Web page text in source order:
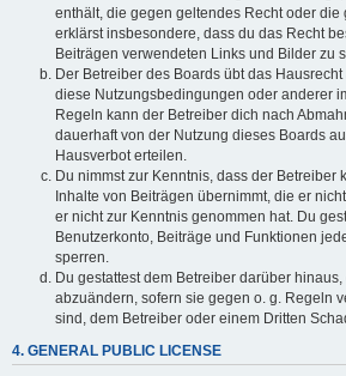
enthält, die gegen geltendes Recht oder die
erklärst insbesondere, dass du das Recht
Beiträgen verwendeten Links und Bilder zu
Der Betreiber des Boards übt das
diese Nutzungsbedingungen oder anderer
Regeln kann der Betreiber dich nach
dauerhaft von der Nutzung dieses Boards
Hausverbot erteilen.
Du nimmst zur Kenntnis, dass der Betreiber
Inhalte von Beiträgen übernimmt, die er
er nicht zur Kenntnis genommen hat. Du
Benutzerkonto, Beiträge und Funktionen
sperren.
Du gestattest dem Betreiber darüber
abzuändern, sofern sie gegen o. g. Regeln
sind, dem Betreiber oder einem Dritten
4. GENERAL PUBLIC LICENSE